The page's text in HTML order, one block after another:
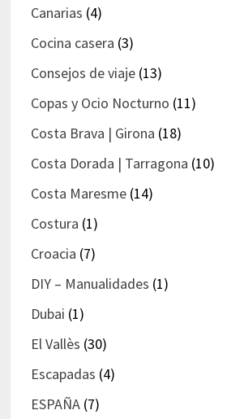
Canarias (4)
Cocina casera (3)
Consejos de viaje(13)
Copas y Ocio Nocturno (11)
Costa Brava | Girona (18)
Costa Dorada | Tarragona (10)
Costa Maresme(14)
Costura (1)
Croacia (7)
DIY – Manualidades (1)
Dubai (1)
El Vallès (30)
Escapadas (4)
ESPAÑA(7)